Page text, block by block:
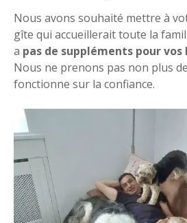
Nous avons souhaité mettre à
gîte qui accueillerait toute la
a pas de suppléments pour vos
Nous ne prenons pas non plus
fonctionne sur la confiance.